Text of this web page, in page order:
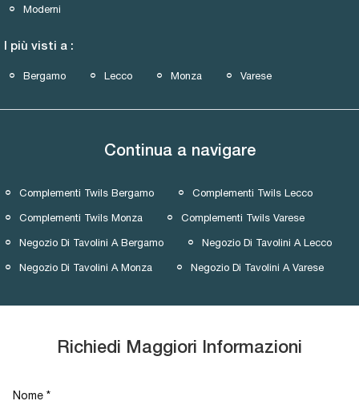
Moderni
I più visti a :
Bergamo Lecco Monza Varese
Continua a navigare
Complementi Twils Bergamo Complementi Twils Lecco
Complementi Twils Monza Complementi Twils Varese
Negozio Di Tavolini A Bergamo Negozio Di Tavolini A Lecco
Negozio Di Tavolini A Monza Negozio Di Tavolini A Varese
Richiedi Maggiori Informazioni